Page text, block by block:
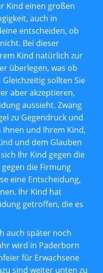
Kind einen großen
auch in
entscheiden, ob
Bei dieser
Kind natürlich zur
überlegen, was ob
sollten Sie
aber akzeptieren,
aussieht. Zwang
zu Gegendruck und
und Ihrem Kind,
und dem Glauben
Ihr Kind gegen die
die Firmung
eine Entscheidung,
Ihr Kind hat
getroffen, die es
auch später noch
wird in Paderborn
für Erwachsene
sind weiter unten zu